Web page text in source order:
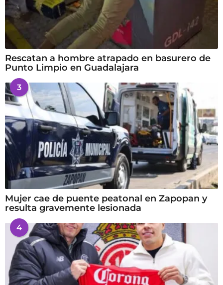
Rescatan a hombre atrapado en basurero de
Punto Limpio en Guadalajara
3
Mujer cae de puente peatonal en Zapopan y
resulta gravemente lesionada
4